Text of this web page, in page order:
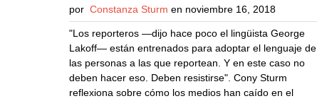
porConstanza Sturm en noviembre 16, 2018
"Los reporteros —dijo hace poco el lingüista George
Lakoff— están entrenados para adoptar el lenguaje de
las personas a las que reportean. Y en este caso no
deben hacer eso. Deben resistirse". Cony Sturm
reflexiona sobre cómo los medios han caído en el